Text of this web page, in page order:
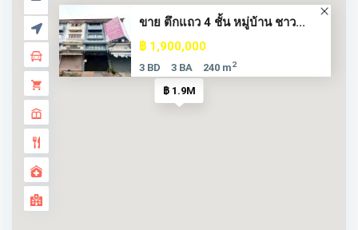
฿ 1.9M
ขาย ตึกแถว 4 ชั้น หมู่บ้าน ชาว...
฿ 1,900,000
3 BD 3 BA 240 m2